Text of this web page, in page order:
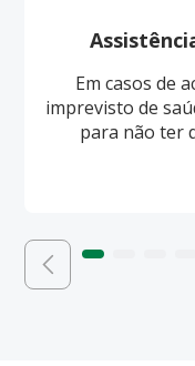
Em casos de
imprevisto de
para não ter